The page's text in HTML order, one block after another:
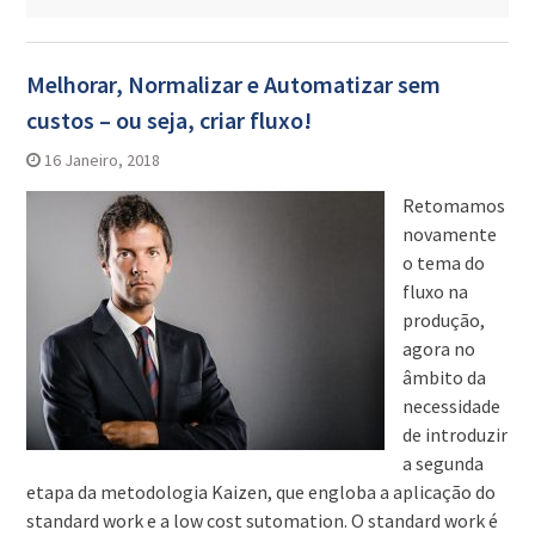
Melhorar, Normalizar e Automatizar sem
custos – ou seja, criar fluxo!
16 Janeiro, 2018
Retomamos
novamente
o tema do
fluxo na
produção,
agora no
âmbito da
necessidade
de introduzir
a segunda
etapa da metodologia Kaizen, que engloba a aplicação do
standard work e a low cost sutomation. O standard work é